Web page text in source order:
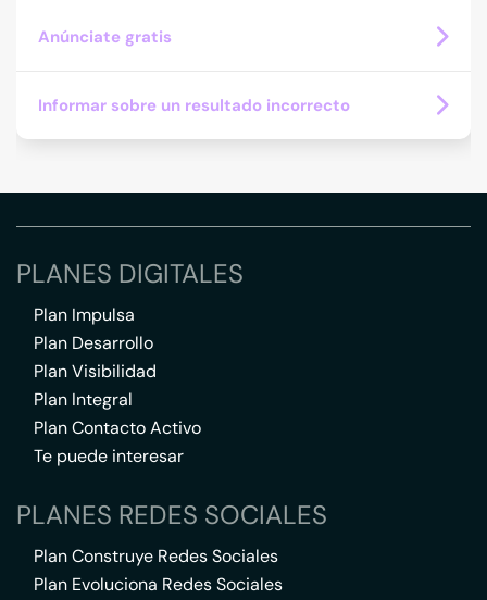
Anúnciate gratis
Informar sobre un resultado incorrecto
PLANES DIGITALES
Plan Impulsa
Plan Desarrollo
Plan Visibilidad
Plan Integral
Plan Contacto Activo
Te puede interesar
PLANES REDES SOCIALES
Plan Construye Redes Sociales
Plan Evoluciona Redes Sociales